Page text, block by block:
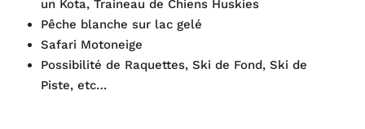
un Kota, Traineau de Chiens Huskies
Pêche blanche sur lac gelé
Safari Motoneige
Possibilité de Raquettes, Ski de Fond, Ski de
Piste, etc…